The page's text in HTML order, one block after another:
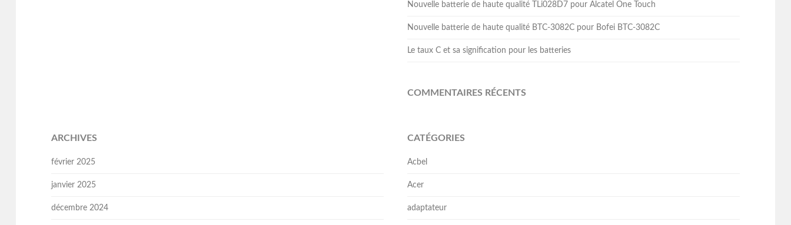
Nouvelle batterie de haute qualité TLi028D7 pour Alcatel One Touch
Nouvelle batterie de haute qualité BTC-3082C pour Bofei BTC-3082C
Le taux C et sa signification pour les batteries
COMMENTAIRES RÉCENTS
ARCHIVES
février 2025
janvier 2025
décembre 2024
CATÉGORIES
Acbel
Acer
adaptateur